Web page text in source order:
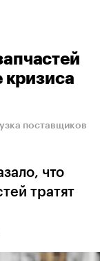
кризиса
поставщиков
что
тратят